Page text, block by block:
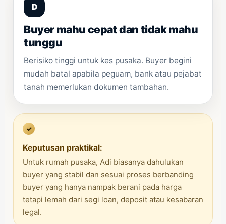
D
Buyer mahu cepat dan tidak mahu
tunggu
Berisiko tinggi untuk kes pusaka. Buyer begini
mudah batal apabila peguam, bank atau pejabat
tanah memerlukan dokumen tambahan.
✓
Keputusan praktikal:
Untuk rumah pusaka, Adi biasanya dahulukan
buyer yang stabil dan sesuai proses berbanding
buyer yang hanya nampak berani pada harga
tetapi lemah dari segi loan, deposit atau kesabaran
legal.